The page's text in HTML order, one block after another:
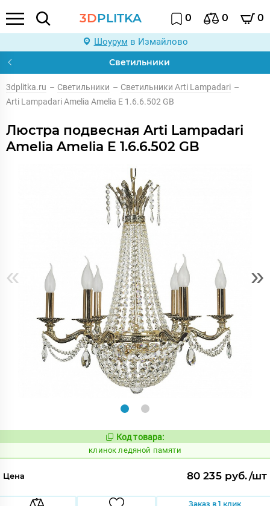
3DPLITKA 0 0 0
Шоурум в Измайлово
Светильники
3dplitka.ru – Светильники – Светильники Arti Lampadari –
Arti Lampadari Amelia Amelia E 1.6.6.502 GB
Люстра подвесная Arti Lampadari
Amelia Amelia E 1.6.6.502 GB
« »
Код:
646318
Код товара:
клинок ледяной памяти
Цена 80 235 руб./шт
Заказ в 1 клик